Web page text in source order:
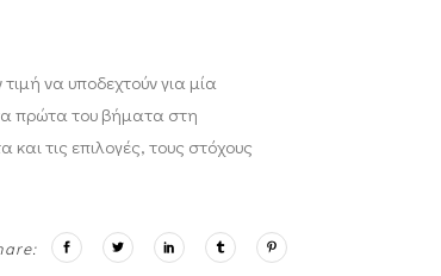
να υποδεχτούν για μία
πρώτα του βήματα στη
τις επιλογές, τους στόχους